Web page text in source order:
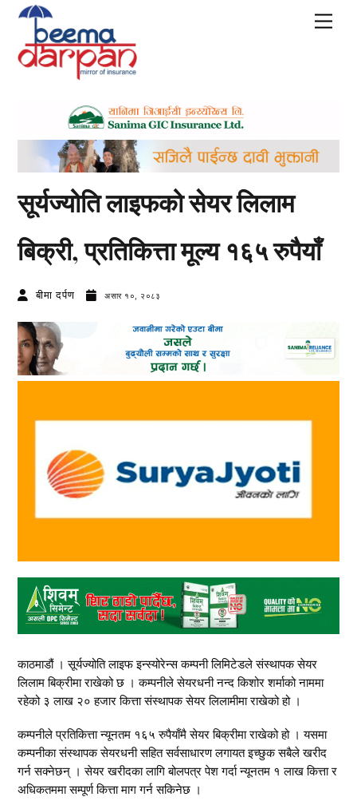
Skip
content
सूर्यज्योति लाइफको सेयर लिलाम
बिक्री, प्रतिकित्ता मूल्य १६५ रुपैयाँ
बीमा दर्पण असार १०, २०८३
काठमाडौं । सूर्यज्योति लाइफ इन्स्योरेन्स कम्पनी लिमिटेडले संस्थापक सेयर
लिलाम बिक्रीमा राखेको छ । कम्पनीले सेयरधनी नन्द किशोर शर्माको नाममा
रहेको ३ लाख २० हजार कित्ता संस्थापक सेयर लिलामीमा राखेको हो ।
कम्पनीले प्रतिकित्ता न्यूनतम १६५ रुपैयाँमै सेयर बिक्रीमा राखेको हो । यसमा
कम्पनीका संस्थापक सेयरधनी सहित सर्वसाधारण लगायत इच्छुक सबैले खरीद
गर्न सक्नेछन् । सेयर खरीदका लागि बोलपत्र पेश गर्दा न्यूनतम १ लाख कित्ता र
अधिकतममा सम्पूर्ण कित्ता माग गर्न सकिनेछ ।